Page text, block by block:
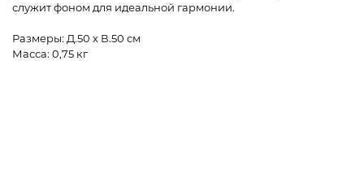
служит фоном для идеальной гармонии.
Размеры: Д.50 x В.50 см
Масса: 0,75 кг